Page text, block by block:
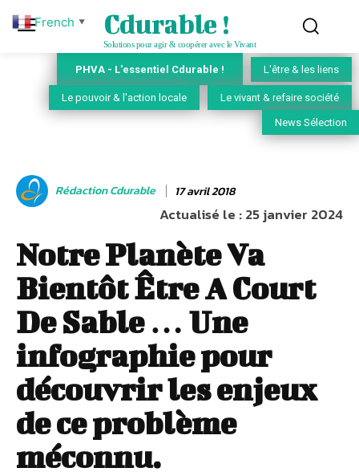
Cdurable !
Solutions pour agir & coopérer avec le Vivant
PHVA - L'essentiel Cdurable ! L'être & les liens
Le pouvoir & l'action locale Le vivant & refaire société
News Sélection
Rédaction Cdurable 17 avril 2018
Actualisé le :25 janvier 2024
Notre Planète Va
Bientôt Être A Court
De Sable … Une
infographie pour
découvrir les enjeux
de ce problème
méconnu.
French ▼